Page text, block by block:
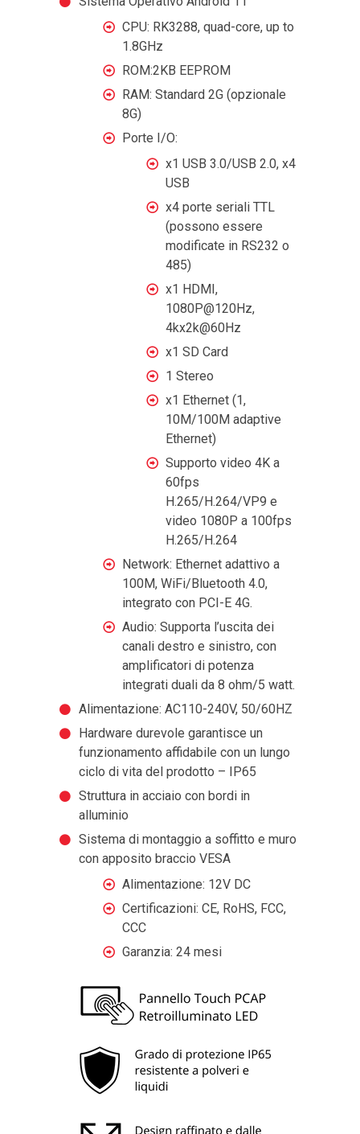
CPU: RK3288, quad-core, up to
1.8GHz
ROM:2KB EEPROM
RAM: Standard 2G (opzionale
8G)
Porte I/O:
x1 USB 3.0/USB 2.0, x4
USB
x4 porte seriali TTL
(possono essere
modificate in RS232 o
485)
x1 HDMI,
1080P@120Hz,
4kx2k@60Hz
x1 SD Card
1 Stereo
x1 Ethernet (1,
10M/100M adaptive
Ethernet)
Supporto video 4K a
60fps
H.265/H.264/VP9 e
video 1080P a 100fps
H.265/H.264
Network: Ethernet adattivo a
100M, WiFi/Bluetooth 4.0,
integrato con PCI-E 4G.
Audio: Supporta l’uscita dei
canali destro e sinistro, con
amplificatori di potenza
integrati duali da 8 ohm/5 watt.
Alimentazione: AC110-240V, 50/60HZ
Hardware durevole garantisce un
funzionamento affidabile con un lungo
ciclo di vita del prodotto – IP65
Struttura in acciaio con bordi in
alluminio
Sistema di montaggio a soffitto e muro
con apposito braccio VESA
Alimentazione: 12V DC
Certificazioni: CE, RoHS, FCC,
CCC
Garanzia: 24 mesi